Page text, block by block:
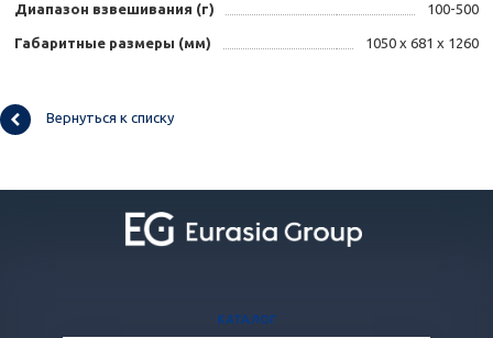
Диапазон взвешивания (г) 100-500
Габаритные размеры (мм) 1050 x 681 x 1260
Вернуться к списку
КАТАЛОГ